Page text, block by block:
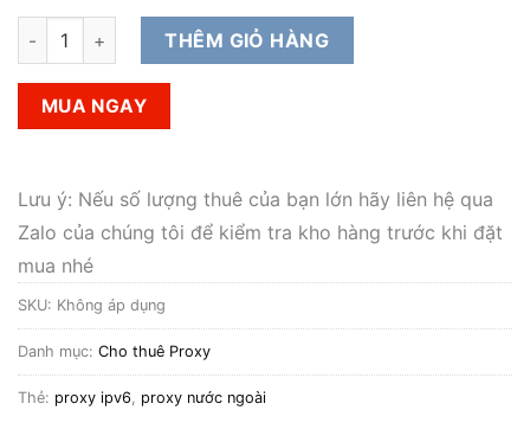
Cho thuê private proxy nước ngoài IPv6 Tốc Độ Cao Chọn
THÊM GIỎ HÀNG
MUA NGAY
Lưu ý: Nếu số lượng thuê của bạn lớn hãy liên hệ qua
Zalo của chúng tôi để kiểm tra kho hàng trước khi đặt
mua nhé
SKU: Không áp dụng
Danh mục: Cho thuê Proxy
Thẻ: proxy ipv6 proxy nước ngoài